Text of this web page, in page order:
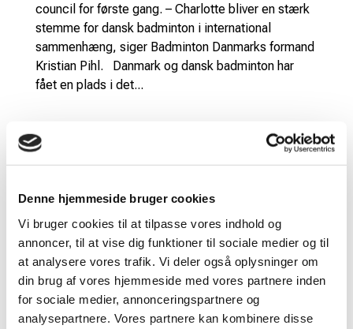
Denne hjemmeside bruger cookies
Vi bruger cookies til at tilpasse vores indhold og
annoncer, til at vise dig funktioner til sociale medier og til
at analysere vores trafik. Vi deler også oplysninger om
din brug af vores hjemmeside med vores partnere inden
for sociale medier, annonceringspartnere og
analysepartnere. Vores partnere kan kombinere disse
council for første gang. – Charlotte bliver en stærk
stemme for dansk badminton i international
sammenhæng, siger Badminton Danmarks formand
Kristian Pihl. Danmark og dansk badminton har
fået en plads i det...
Søg
Recent Posts
Tilfreds Stavngaard: ”Acceptabel dansk VM-
lodtrækning”
Ændringer i turneringsformaterne
Michael Stehr opnår det højeste dommerniveau hos
Badminton Europe